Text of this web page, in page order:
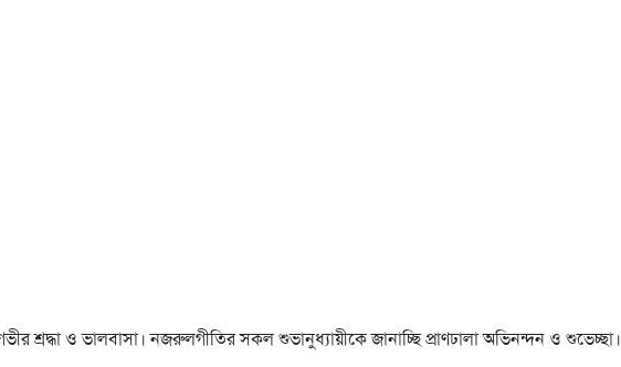
শ্রদ্ধা ও ভালবাসা। নজরুলগীতির সকল শুভানুধ্যায়ীকে জানাচ্ছি প্রাণঢালা অভিনন্দন ও শুভেচ্ছা।